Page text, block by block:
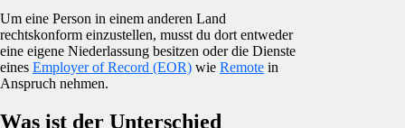
Um eine Person in einem anderen Land
rechtskonform einzustellen, musst du dort entweder
eine eigene Niederlassung besitzen oder die Dienste
eines Employer of Record (EOR) wie Remote in
Anspruch nehmen.
Was ist der Unterschied